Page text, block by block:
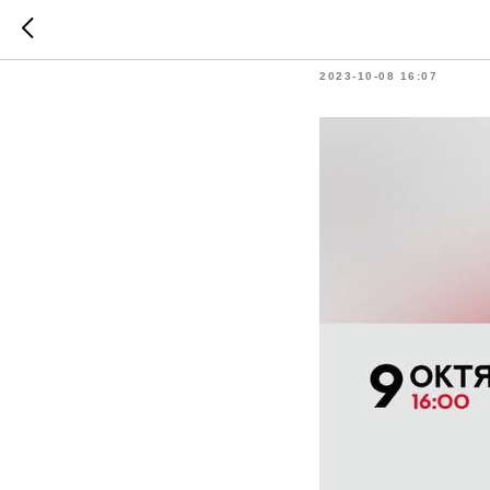
2023-10-08 16:07